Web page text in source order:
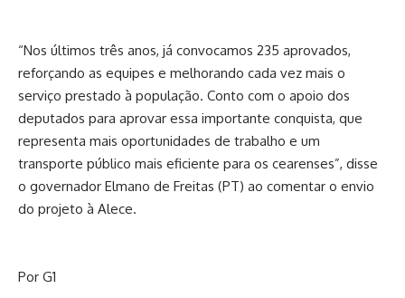
“Nos últimos três anos, já convocamos 235 aprovados,
reforçando as equipes e melhorando cada vez mais o
serviço prestado à população. Conto com o apoio dos
deputados para aprovar essa importante conquista, que
representa mais oportunidades de trabalho e um
transporte público mais eficiente para os cearenses”, disse
o governador Elmano de Freitas (PT) ao comentar o envio
do projeto à Alece.
Por G1